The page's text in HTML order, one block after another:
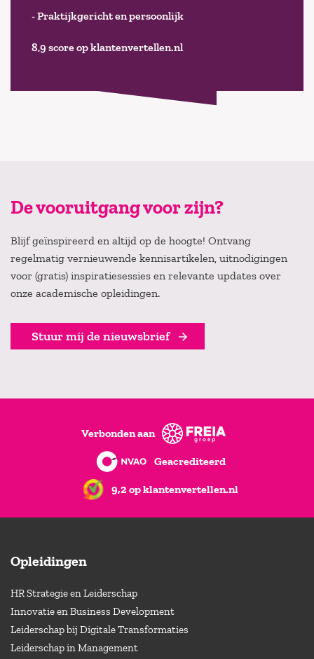
- Praktijkgericht en persoonlijk
8,9 score op klantenvertellen.nl
De vooruitgang voor zijn?
Blijf geïnspireerd en altijd op de hoogte! Ontvang
regelmatig vernieuwende kennisartikelen, uitnodigingen
voor (gratis) inspiratiesessies en relevante updates over
onze academische opleidingen.
Stuur mij de nieuwsbrief
Verbonden aan
Geacrediteerd
9,2 op klantenvertellen.nl
Opleidingen
HR Strategie en Leiderschap
Innovatie en Business Development
Leiderschap bij Digitale Transformaties
Leiderschap in Management